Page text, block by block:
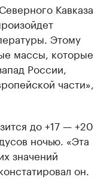
Кавказа
Этому
массы, которые
России,
части»,
до +17 — +20
ночью. «Эта
значений
он.